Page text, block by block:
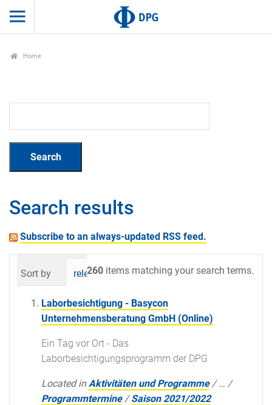
Home
Search results
Subscribe to an always-updated RSS feed.
260 items matching your search terms.
Sort by relevance date (newest first)
Laborbesichtigung - Basycon
Unternehmensberatung GmbH (Online)
Ein Tag vor Ort - Das
Laborbesichtigungsprogramm der DPG
Located in Aktivitäten und Programme /… /
Programmtermine /Saison 2021/2022